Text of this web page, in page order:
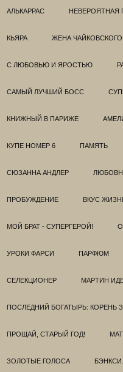
АЛЬКАРРАС НЕВЕРОЯТНАЯ
КЬЯРА ЖЕНА ЧАЙКОВСКОГО
С ЛЮБОВЬЮ И ЯРОСТЬЮ
САМЫЙ ЛУЧШИЙ БОСС
КНИЖНЫЙ В ПАРИЖЕ
КУПЕ НОМЕР 6 ПАМЯТЬ
СЮЗАННА АНДЛЕР
ПРОБУЖДЕНИЕ ВКУС
МОЙ БРАТ - СУПЕРГЕРОЙ!
УРОКИ ФАРСИ ПАРФЮМ
СЕЛЕКЦИОНЕР МАРТИН
ПОСЛЕДНИЙ БОГАТЫРЬ: КОРЕНЬ
ПРОЩАЙ, СТАРЫЙ ГОД!
ЗОЛОТЫЕ ГОЛОСА